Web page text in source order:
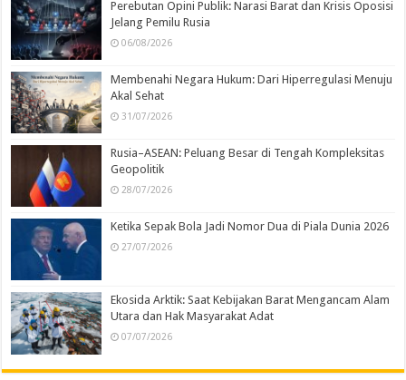
Perebutan Opini Publik: Narasi Barat dan Krisis Oposisi
Jelang Pemilu Rusia
06/08/2026
Membenahi Negara Hukum: Dari Hiperregulasi Menuju
Akal Sehat
31/07/2026
Rusia–ASEAN: Peluang Besar di Tengah Kompleksitas
Geopolitik
28/07/2026
Ketika Sepak Bola Jadi Nomor Dua di Piala Dunia 2026
27/07/2026
Ekosida Arktik: Saat Kebijakan Barat Mengancam Alam
Utara dan Hak Masyarakat Adat
07/07/2026